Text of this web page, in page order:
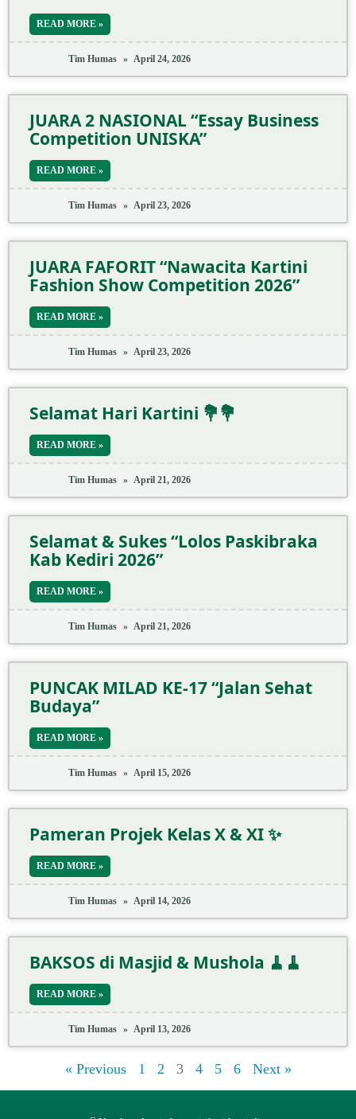
READ MORE »
Tim Humas April 24, 2026
JUARA 2 NASIONAL “Essay Business
Competition UNISKA”
READ MORE »
Tim Humas April 23, 2026
JUARA FAFORIT “Nawacita Kartini
Fashion Show Competition 2026”
READ MORE »
Tim Humas April 23, 2026
Selamat Hari Kartini 💐💐
READ MORE »
Tim Humas April 21, 2026
Selamat & Sukes “Lolos Paskibraka
Kab Kediri 2026”
READ MORE »
Tim Humas April 21, 2026
PUNCAK MILAD KE-17 “Jalan Sehat
Budaya”
READ MORE »
Tim Humas April 15, 2026
Pameran Projek Kelas X & XI ✨
READ MORE »
Tim Humas April 14, 2026
BAKSOS di Masjid & Mushola 🧹🧹
READ MORE »
Tim Humas April 13, 2026
« Previous 1 2 3 4 5 6 Next »